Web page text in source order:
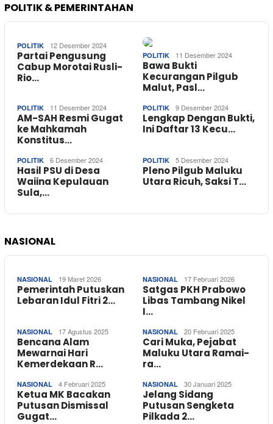
POLITIK & PEMERINTAHAN
POLITIK 12 Desember 2024
Partai Pengusung
Cabup Morotai Rusli-
Rio…
POLITIK 11 Desember 2024
Bawa Bukti
Kecurangan Pilgub
Malut, Pasl…
POLITIK 11 Desember 2024
AM-SAH Resmi Gugat
ke Mahkamah
Konstitus…
POLITIK 9 Desember 2024
Lengkap Dengan Bukti,
Ini Daftar 13 Kecu…
POLITIK 6 Desember 2024
Hasil PSU di Desa
Waiina Kepulauan
Sula,…
POLITIK 5 Desember 2024
Pleno Pilgub Maluku
Utara Ricuh, Saksi T…
NASIONAL
NASIONAL 19 Maret 2026
Pemerintah Putuskan
Lebaran Idul Fitri 2…
NASIONAL 17 Februari 2026
Satgas PKH Prabowo
Libas Tambang Nikel
I…
NASIONAL 17 Agustus 2025
Bencana Alam
Mewarnai Hari
Kemerdekaan R…
NASIONAL 20 Februari 2025
Cari Muka, Pejabat
Maluku Utara Ramai-
ra…
NASIONAL 4 Februari 2025
Ketua MK Bacakan
Putusan Dismissal
Gugat…
NASIONAL 30 Januari 2025
Jelang Sidang
Putusan Sengketa
Pilkada 2…